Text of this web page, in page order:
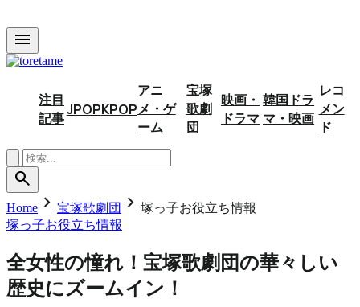
menu
注目
記事JPOPKPOP
アニ
メ・ゲ
ーム
宝塚
歌劇
団
映画・
ドラマ
韓国ドラ
マ・映画
レコ
メン
ド
search
Home chevron_right 宝塚歌劇団 chevron_right 塚っ子お役立ち情報
塚っ子お役立ち情報
全女性の憧れ！宝塚歌劇団の華々しい
歴史にズームイン！